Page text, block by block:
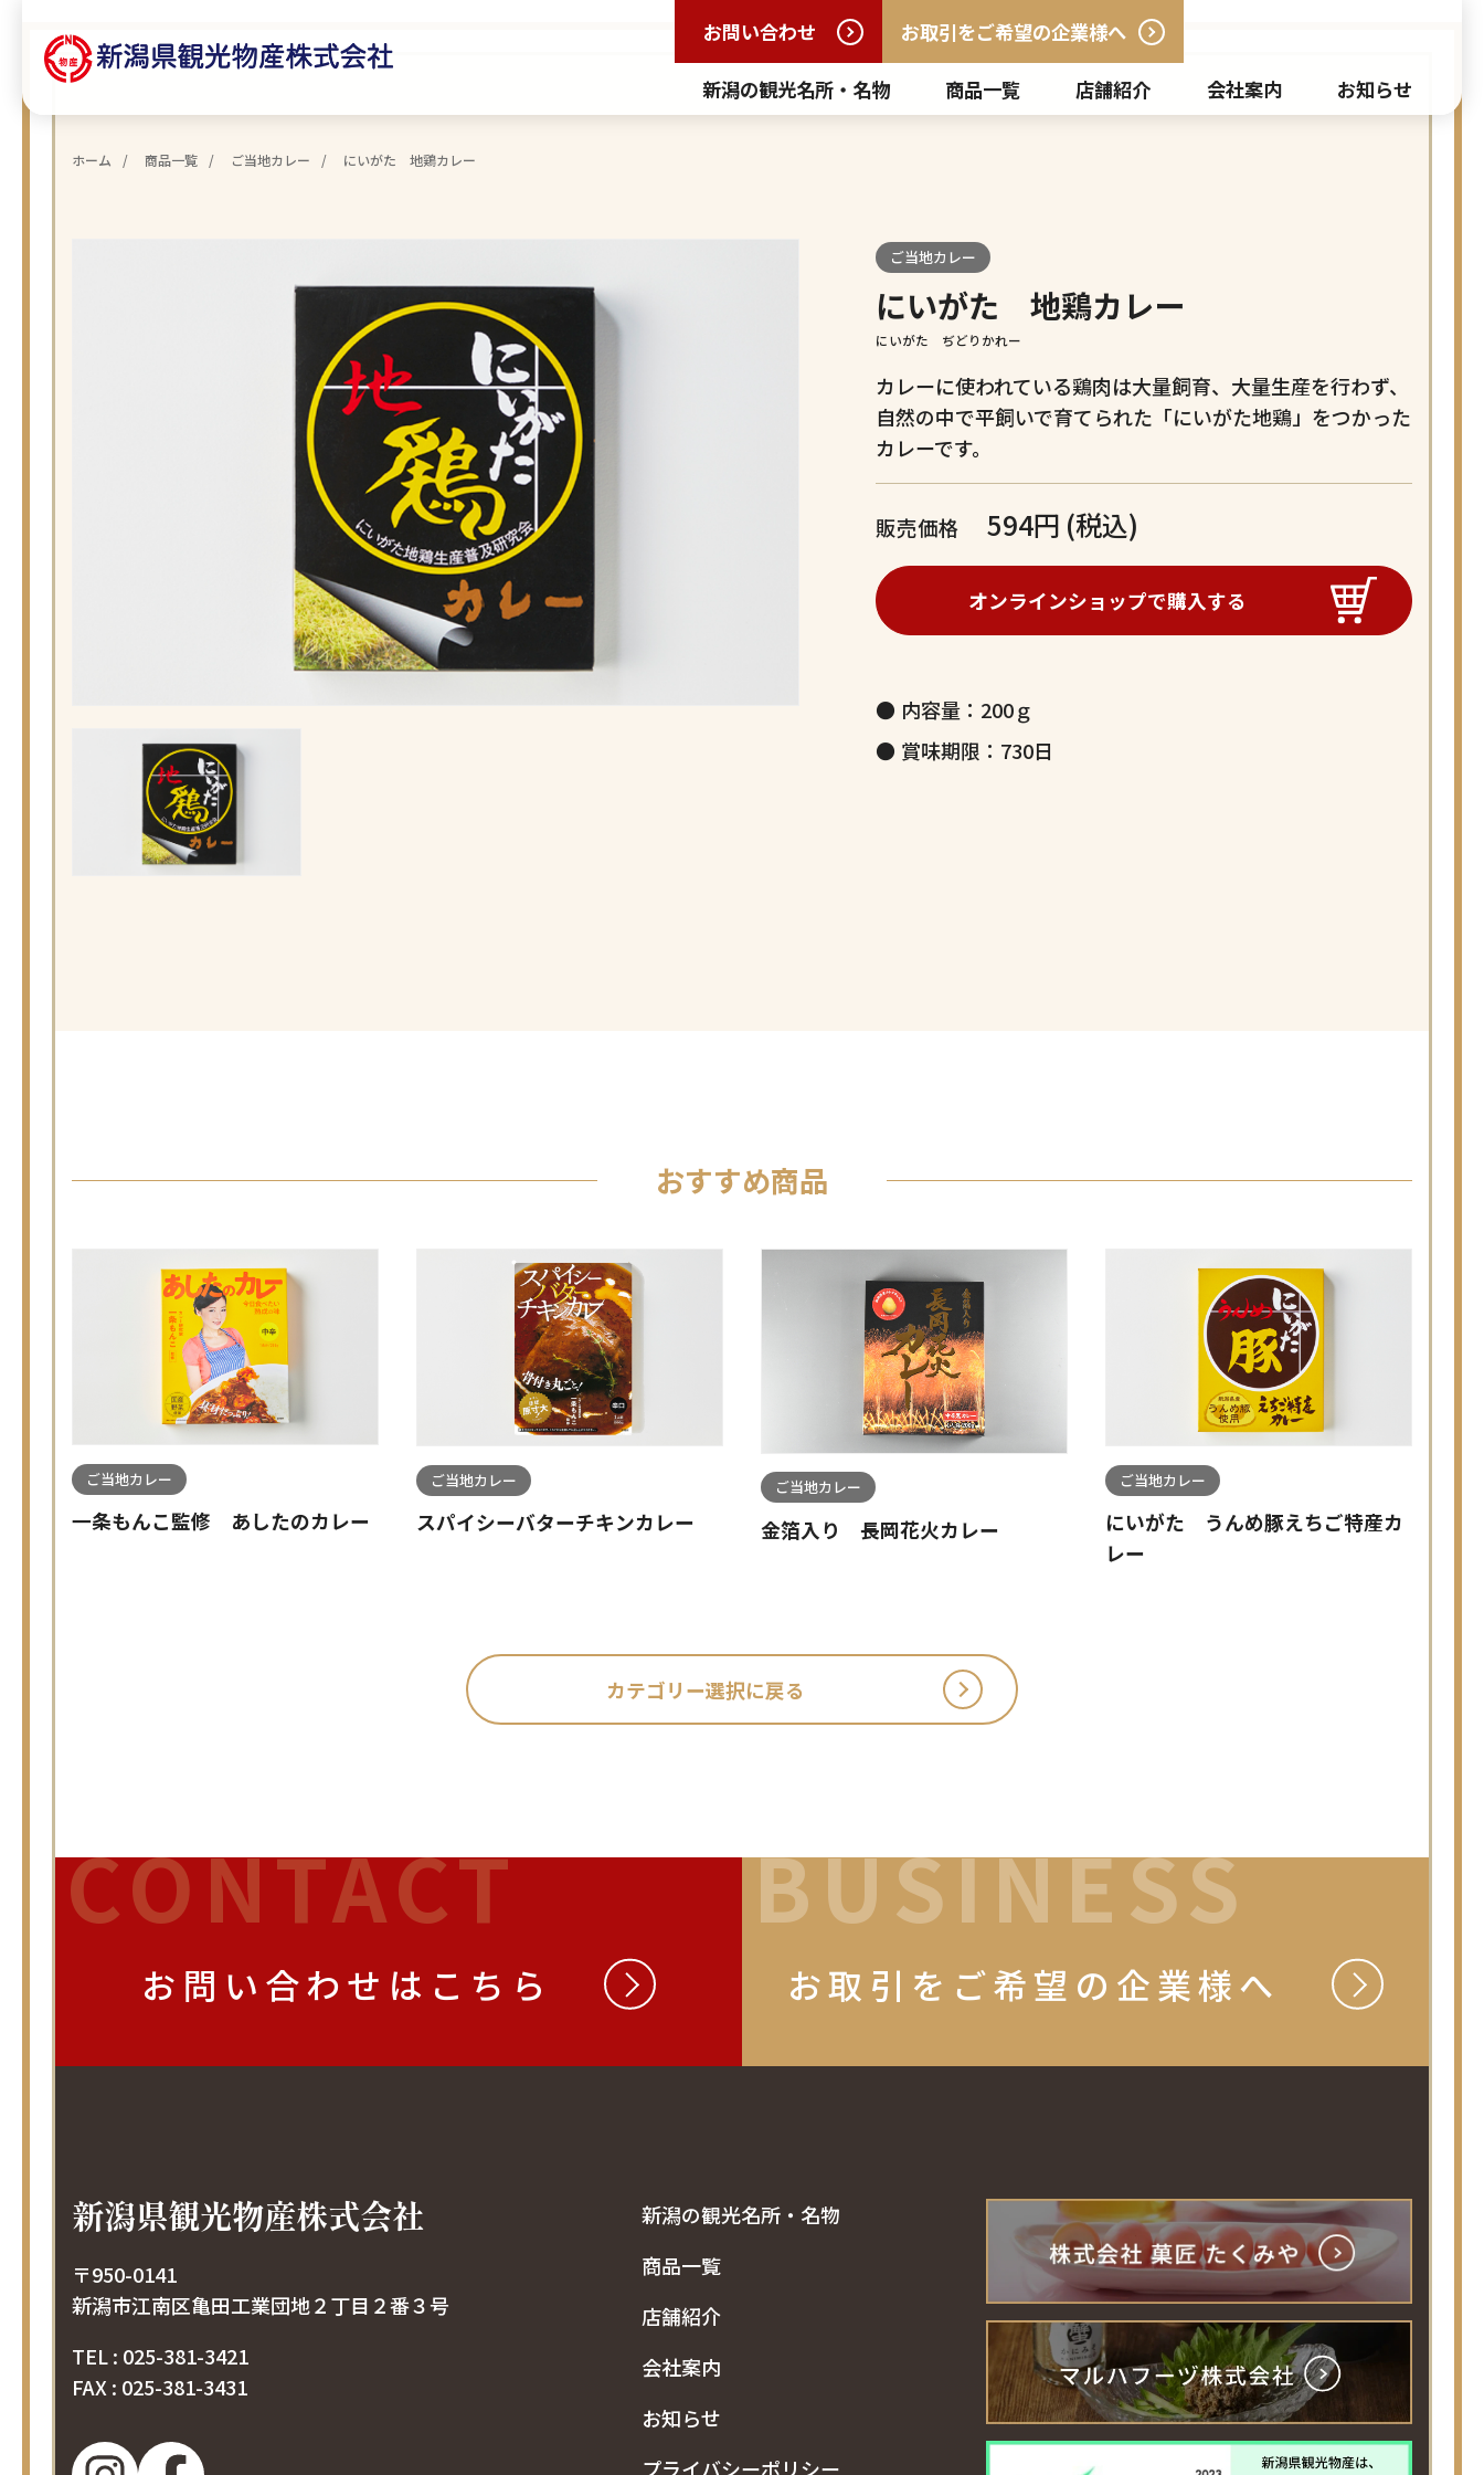
お問い合わせ お取引をご希望の企業様へ
新潟の観光名所・名物 商品一覧 店舗紹介 会社案内 お知らせ
ホーム 商品一覧 ご当地カレー にいがた 地鶏カレー
ご当地カレー
にいがた 地鶏カレー
にいがた ぢどりかれー
カレーに使われている鶏肉は大量飼育、大量生産を行わず、
自然の中で平飼いで育てられた「にいがた地鶏」をつかった
カレーです。
販売価格 594円 (税込)
オンラインショップで購入する
内容量：200ｇ
賞味期限：730日
おすすめ商品
ご当地カレー
一条もんこ監修 あしたのカレー
ご当地カレー
スパイシーバターチキンカレー
ご当地カレー
金箔入り 長岡花火カレー
ご当地カレー
にいがた うんめ豚えちご特産カ
レー
カテゴリー選択に戻る
CONTACT
お問い合わせは こちら
BUSINESS
お取引をご希望の 企業様へ
新潟県観光物産株式会社
〒950-0141
新潟市江南区亀田工業団地２丁目２番３号
TEL : 025-381-3421
FAX : 025-381-3431
新潟の観光名所・名物
商品一覧
店舗紹介
会社案内
お知らせ
プライバシーポリシー